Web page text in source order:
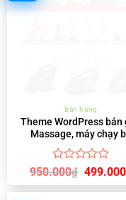
Bán hàng
Theme WordPress bán
Massage, máy chạy
Được
hạng
950.000₫ Giá
là:
499.000